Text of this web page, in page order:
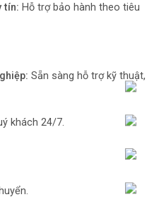
tín: Hỗ trợ bảo hành theo tiêu
Sẵn sàng hỗ trợ kỹ thuật,
khách 24/7.